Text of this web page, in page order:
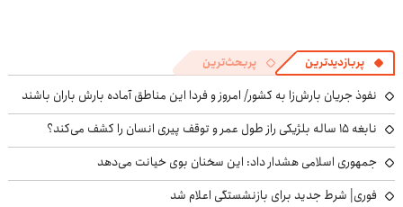
پربازدیدترین پربحث‌ترین
نفوذ جریان بارش‌زا به کشور/ امروز و فردا این مناطق آماده بارش باران باشند
نابغه ۱۵ ساله بلژیکی راز طول عمر و توقف پیری انسان را کشف می‌کند؟
جمهوری اسلامی هشدار داد: این سخنان بوی خیانت می‌دهد
فوری| شرط جدید برای بازنشستگی اعلام شد